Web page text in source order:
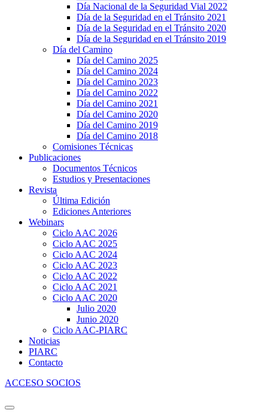
Día Nacional de la Seguridad Vial 2022
Día de la Seguridad en el Tránsito 2021
Día de la Seguridad en el Tránsito 2020
Día de la Seguridad en el Tránsito 2019
Día del Camino
Día del Camino 2025
Día del Camino 2024
Día del Camino 2023
Día del Camino 2022
Día del Camino 2021
Día del Camino 2020
Día del Camino 2019
Día del Camino 2018
Comisiones Técnicas
Publicaciones
Documentos Técnicos
Estudios y Presentaciones
Revista
Última Edición
Ediciones Anteriores
Webinars
Ciclo AAC 2026
Ciclo AAC 2025
Ciclo AAC 2024
Ciclo AAC 2023
Ciclo AAC 2022
Ciclo AAC 2021
Ciclo AAC 2020
Julio 2020
Junio 2020
Ciclo AAC-PIARC
Noticias
PIARC
Contacto
ACCESO SOCIOS